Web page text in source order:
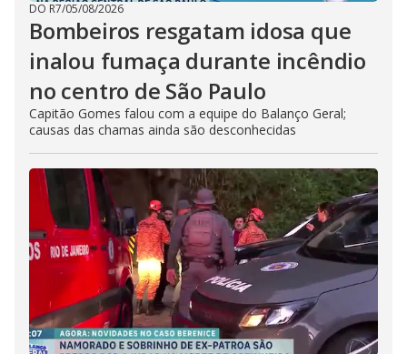
DO R7/05/08/2026
Bombeiros resgatam idosa que
inalou fumaça durante incêndio
no centro de São Paulo
Capitão Gomes falou com a equipe do Balanço Geral;
causas das chamas ainda são desconhecidas